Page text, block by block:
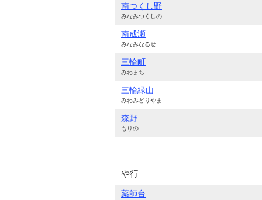
南つくし野
みなみつくしの
南成瀬
みなみなるせ
三輪町
みわまち
三輪緑山
みわみどりやま
森野
もりの
や行
薬師台